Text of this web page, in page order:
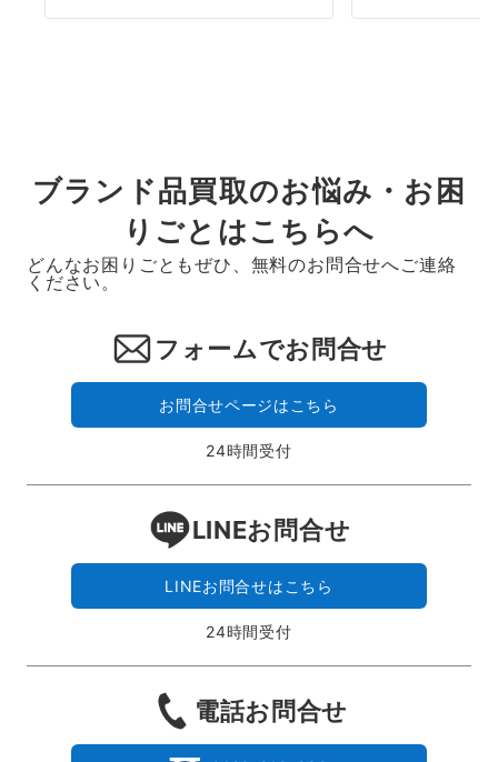
ブランド品買取のお悩み・お困
りごとはこちらへ
どんなお困りごともぜひ、無料のお問合せへご連絡
ください。
フォームでお問合せ
お問合せページはこちら
24時間受付
LINEお問合せ
LINEお問合せはこちら
24時間受付
電話お問合せ